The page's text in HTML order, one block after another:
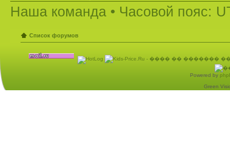
Наша команда • Часовой пояс:
Список форумов
Powered by
Green